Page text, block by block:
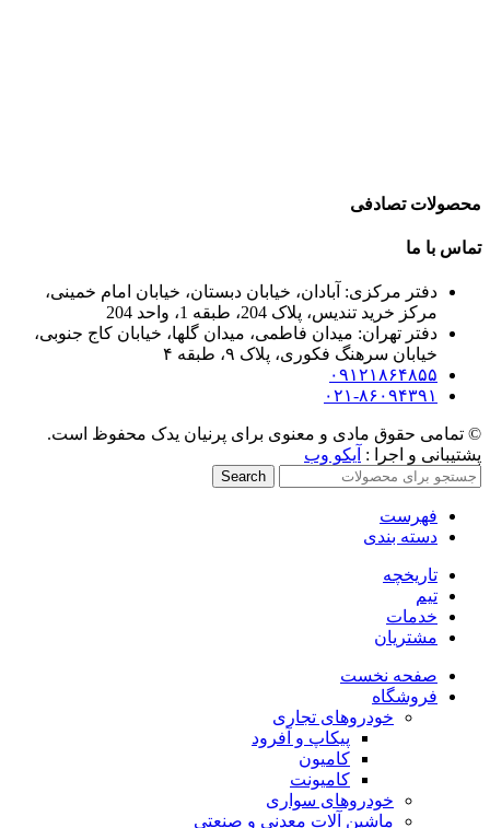
محصولات تصادفی
تماس با ما
دفتر مرکزی: آبادان، خیابان دبستان، خیابان امام خمینی،
مرکز خرید تندیس، پلاک 204، طبقه 1، واحد 204
دفتر تهران: میدان فاطمی، میدان گلها، خیابان کاج جنوبی،
خیابان سرهنگ فکوری، پلاک ۹، طبقه ۴
۰۹۱۲۱۸۶۴۸۵۵
۰۲۱-۸۶۰۹۴۳۹۱
© تمامی حقوق مادی و معنوی برای پرنیان یدک محفوظ است.
پشتیبانی و اجرا : آیکو وب
Search
فهرست
دسته بندی
تاریخچه
تیم
خدمات
مشتریان
صفحه نخست
فروشگاه
خودروهای تجاری
پیکاپ و آفرود
کامیون
کامیونت
خودروهای سواری
ماشین آلات معدنی و صنعتی